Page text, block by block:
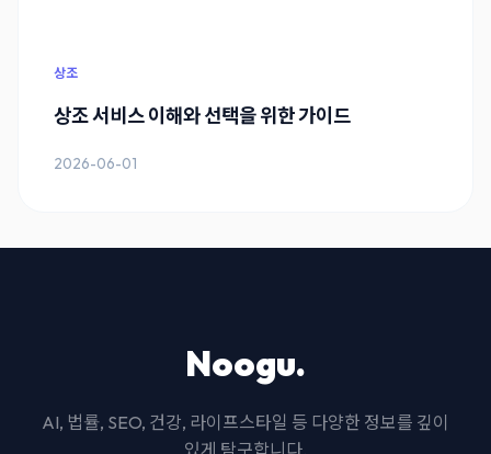
상조
상조 서비스 이해와 선택을 위한 가이드
2026-06-01
Noogu.
AI, 법률, SEO, 건강, 라이프스타일 등 다양한 정보를 깊이
있게 탐구합니다.